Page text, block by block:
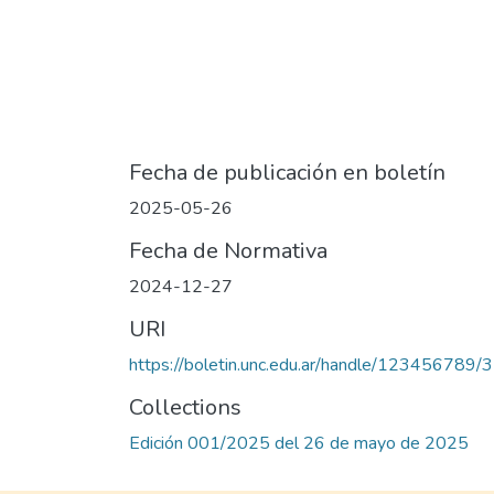
Fecha de publicación en boletín
2025-05-26
Fecha de Normativa
2024-12-27
URI
https://boletin.unc.edu.ar/handle/123456789/
Collections
Edición 001/2025 del 26 de mayo de 2025